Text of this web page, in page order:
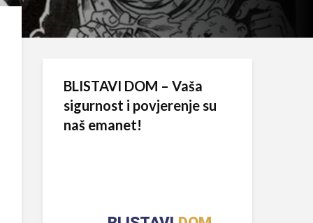
BLISTAVI DOM – Vaša
sigurnost i povjerenje su
naš emanet!